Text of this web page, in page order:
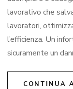
lavorativo che
lavoratori,
l’efficienza. Un
sicuramente un
CONTINUA